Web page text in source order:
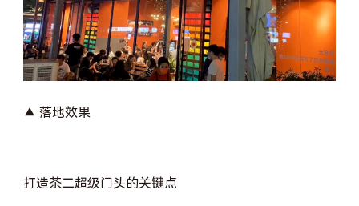
▲ 落地效果
打造茶二超级门头的关键点